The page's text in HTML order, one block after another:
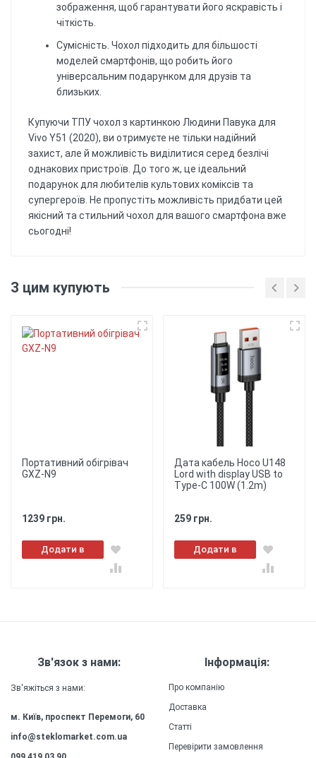
зображення, щоб гарантувати його яскравість і
чіткість.
Сумісність. Чохол підходить для більшості
моделей смартфонів, що робить його
універсальним подарунком для друзів та
близьких.
Купуючи ТПУ чохол з картинкою Людини Павука для
Vivo Y51 (2020), ви отримуєте не тільки надійний
захист, але й можливість виділитися серед безлічі
однакових пристроїв. До того ж, це ідеальний
подарунок для любителів культових коміксів та
супергероїв. Не пропустіть можливість придбати цей
якісний та стильний чохол для вашого смартфона вже
сьогодні!
Матеріал
: Силіконовий (ТПУ)
матеріал забезпечує гарний захист від ударів
зручність використання.
Друк
: Чохол має
надруковану картинку. Уф принтером,
: Чохол забезпечує
забезпечуючи надійний захист для вашого
Зручність
використання:
Чохол забезпечує повний доступ до всіх портів
використовувати пристрій із зручністю та
комфортом.
Легкість
: Чохол
виготовлений з легкого матеріалу, який не
довговічність, зберігаючи зовнішній вигляд та
Напишіть відгук
★★★★★
З цим купують
Портативний обігрівач
GXZ-N9
1239 грн.
Додати в
кошик
Дата кабель Hoco U148
Lord with display USB to
Type-C 100W (1.2m)
259 грн.
Додати в
кошик
Зв'язок з нами:
Зв'яжіться з нами:
м. Київ, проспект Перемоги, 60
info@steklomarket.com.ua
Інформація:
Про компанію
Доставка
Статті
Перевірити замовлення